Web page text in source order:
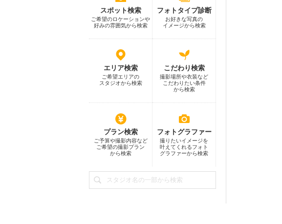
スポット検索
ご希望のロケーションや
好みの雰囲気から検索
フォトタイプ診断
お好きな写真の
イメージから検索
エリア検索
ご希望エリアの
スタジオから検索
こだわり検索
撮影場所や衣装など
こだわりたい条件
から検索
プラン検索
ご予算や撮影内容など
ご希望の撮影プラン
から検索
フォトグラファー
撮りたいイメージを
叶えてくれるフォト
グラファーから検索